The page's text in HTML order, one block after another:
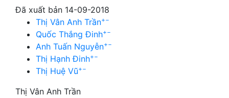
Đã xuất bản 14-09-2018
Thị Vân Anh Trần+−
Quốc Thắng Đinh+−
Anh Tuấn Nguyễn+−
Thị Hạnh Đinh+−
Thị Huệ Vũ+−
Thị Vân Anh Trần